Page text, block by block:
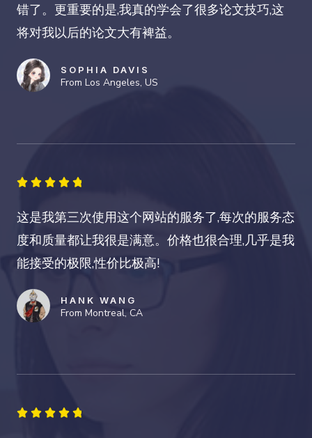
/
5
错了。更重要的是,我真的学会了很多论文技巧,这
将对我以后的论文大有裨益。
SOPHIA DAVIS
From Los Angeles, US
    
8
/
5
这是我第三次使用这个网站的服务了,每次的服务态
度和质量都让我很是满意。价格也很合理,几乎是我
能接受的极限,性价比极高!
HANK WANG
From Montreal, CA
    